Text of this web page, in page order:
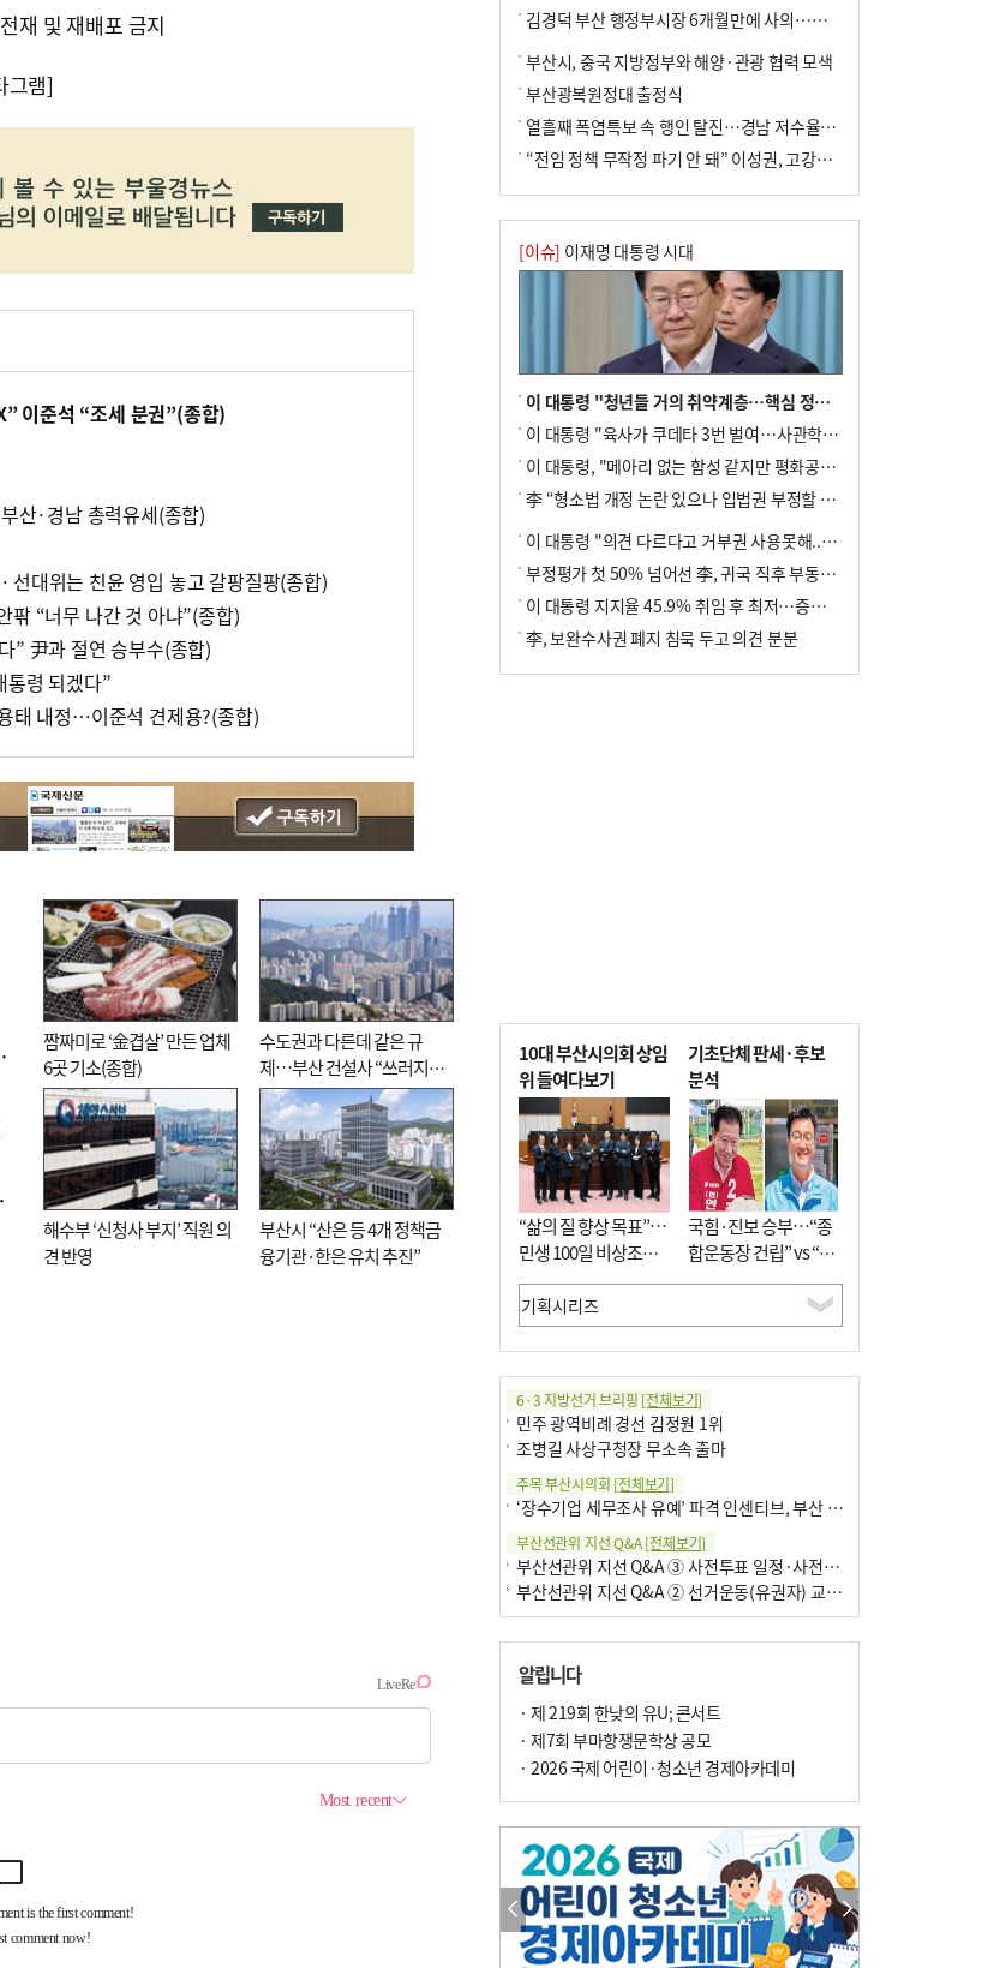
및 재배포 금지
그램]
이준석 “조세 분권”(종합)
산·경남 총력유세(종합)
대위는 친윤 영입 놓고 갈팡질팡(종합)
“너무 나간 것 아냐”(종합)
” 尹과 절연 승부수(종합)
통령 되겠다”
태 내정…이준석 견제용?(종합)
㏊까지 늘린다
청행 기피
짬짜미로 ‘金겹살’ 만든 업체
6곳 기소(종합)
수도권과 다른데 같은 규
제…부산 건설사 “쓰러지기
직전”
해수부 ‘신청사 부지’ 직원 의
견 반영
부산시 “산은 등 4개 정책금
융기관·한은 유치 추진”
김경덕 부산 행정부시장 6개월만에 사의…후임 인선 촉각
부산시, 중국 지방정부와 해양·관광 협력 모색
부산광복원정대 출정식
열흘째 폭염특보 속 행인 탈진…경남 저수율 평년의 절반
“전임 정책 무작정 파기 안 돼” 이성권, 고강도 ‘전재수 견제’ 예고
[이슈] 이재명 대통령 시대
이 대통령 "청년들 거의 취약계층…핵심 정책 재편""
이 대통령 "육사가 쿠데타 3번 벌여…사관학교 통합 신속히 추진"
이 대통령, "메아리 없는 함성 같지만 평화공존책 계속해야"
李 “형소법 개정 논란 있으나 입법권 부정할 만큼은 아냐”(종합)
이 대통령 "의견 다르다고 거부권 사용못해.. 입법권 부정할 상황이라 보기 어려워"
부정평가 첫 50% 넘어선 李, 귀국 직후 부동산·증시 점검(종합)
이 대통령 지지율 45.9% 취임 후 최저…증시 폭락·연임 개헌 논란 영향
李, 보완수사권 폐지 침묵 두고 의견 분분
10대 부산시의회 상임
위 들여다보기
“삶의 질 향상 목표”…
민생 100일 비상조치
면밀 심사
기초단체 판세·후보
분석
국힘·진보 승부…“종
합운동장 건립” vs “출
근 공공버스 도입”
6·3 지방선거 브리핑 [전체보기]
민주 광역비례 경선 김정원 1위
조병길 사상구청장 무소속 출마
주목 부산시의회 [전체보기]
‘장수기업 세무조사 유예’ 파격 인센티브, 부산 유출 막을까
부산선관위 지선 Q&A[전체보기]
부산선관위 지선 Q&A ③ 사전투표 일정·사전투표함 보관
부산선관위 지선 Q&A ② 선거운동(유권자) 교육감투표용지
알립니다
· 제 219회 한낮의 유U; 콘서트
· 제7회 부마항쟁문학상 공모
· 2026 국제 어린이·청소년 경제아카데미